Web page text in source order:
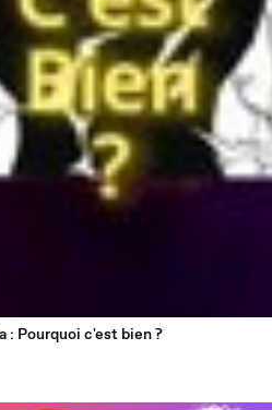
: Pourquoi c'est bien ?